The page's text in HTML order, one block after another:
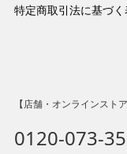
特定商取引法に基づ
【店舗・オンラインスト
0120-073-